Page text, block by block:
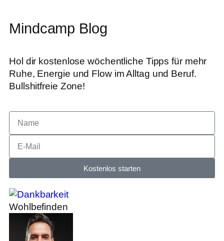
Mindcamp Blog
Hol dir kostenlose wöchentliche Tipps für mehr
Ruhe, Energie und Flow im Alltag und Beruf.
Bullshitfreie Zone!
Kostenlos starten
Wohlbefinden